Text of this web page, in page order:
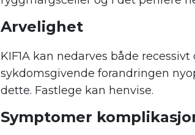
Arvelighet
KIF1A kan nedarves både
sykdomsgivende forandringen
dette. Fastlege kan henvise.
Symptomer